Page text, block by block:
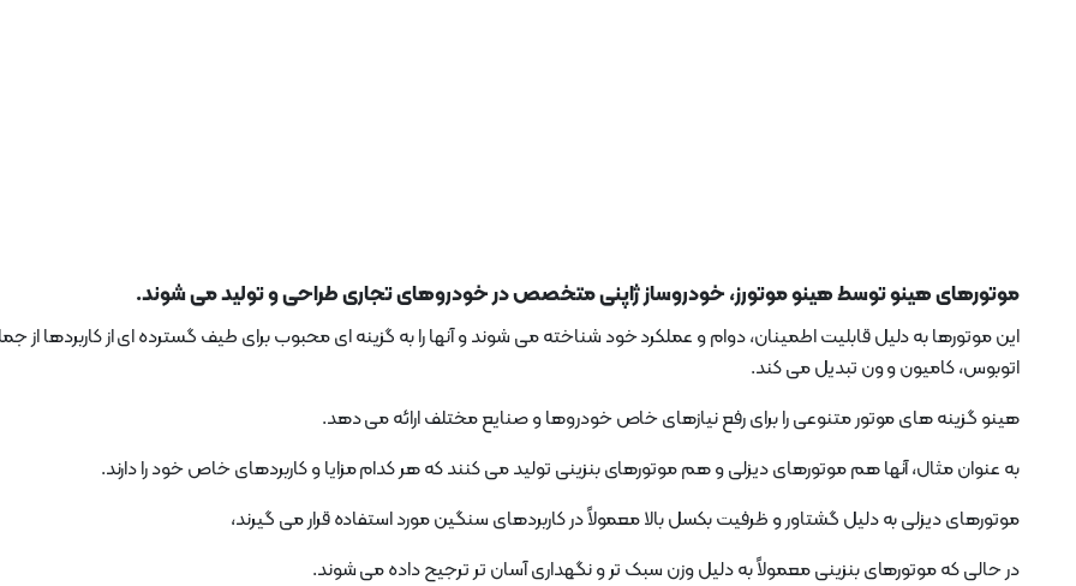
موتورهای هینو توسط هینو موتورز، خودروساز ژاپنی متخصص در خودروهای تجاری طراحی و تولید می شوند.
این موتورها به دلیل قابلیت اطمینان، دوام و عملکرد خود شناخته می شوند و آنها را به گزینه ای محبوب برای طیف گسترده ای از کاربردها از
اتوبوس، کامیون و ون تبدیل می کند.
هینو گزینه های موتور متنوعی را برای رفع نیازهای خاص خودروها و صنایع مختلف ارائه می دهد.
به عنوان مثال، آنها هم موتورهای دیزلی و هم موتورهای بنزینی تولید می کنند که هر کدام مزایا و کاربردهای خاص خود را دارند.
موتورهای دیزلی به دلیل گشتاور و ظرفیت بکسل بالا معمولاً در کاربردهای سنگین مورد استفاده قرار می گیرند،
در حالی که موتورهای بنزینی معمولاً به دلیل وزن سبک تر و نگهداری آسان تر ترجیح داده می شوند.